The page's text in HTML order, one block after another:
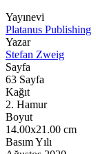
Yayınevi
Platanus Publishing
Yazar
Stefan Zweig
Sayfa
63 Sayfa
Kağıt
2. Hamur
Boyut
14.00x21.00 cm
Basım Yılı